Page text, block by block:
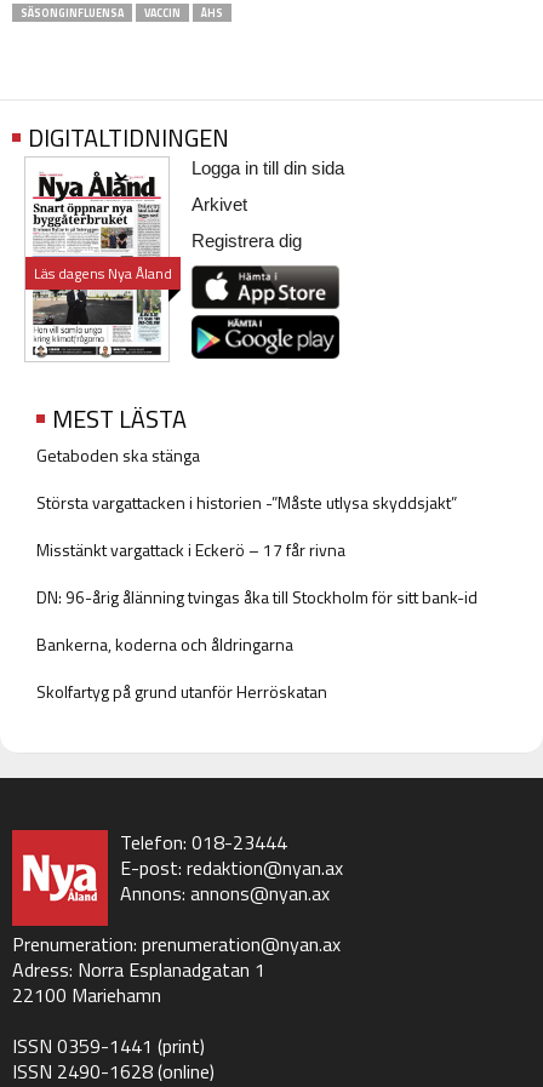
SÄSONGINFLUENSA VACCIN ÅHS
DIGITALTIDNINGEN
Läs dagens Nya Åland
Logga in till din sida
Arkivet
Registrera dig
MEST LÄSTA
Getaboden ska stänga
Största vargattacken i historien -”Måste utlysa skyddsjakt”
Misstänkt vargattack i Eckerö – 17 får rivna
DN: 96-årig ålänning tvingas åka till Stockholm för sitt bank-id
Bankerna, koderna och åldringarna
Skolfartyg på grund utanför Herröskatan
Telefon: 018-23444
E-post: redaktion@nyan.ax
Annons: annons@nyan.ax
Prenumeration: prenumeration@nyan.ax
Adress: Norra Esplanadgatan 1
22100 Mariehamn
ISSN 0359-1441 (print)
ISSN 2490-1628 (online)